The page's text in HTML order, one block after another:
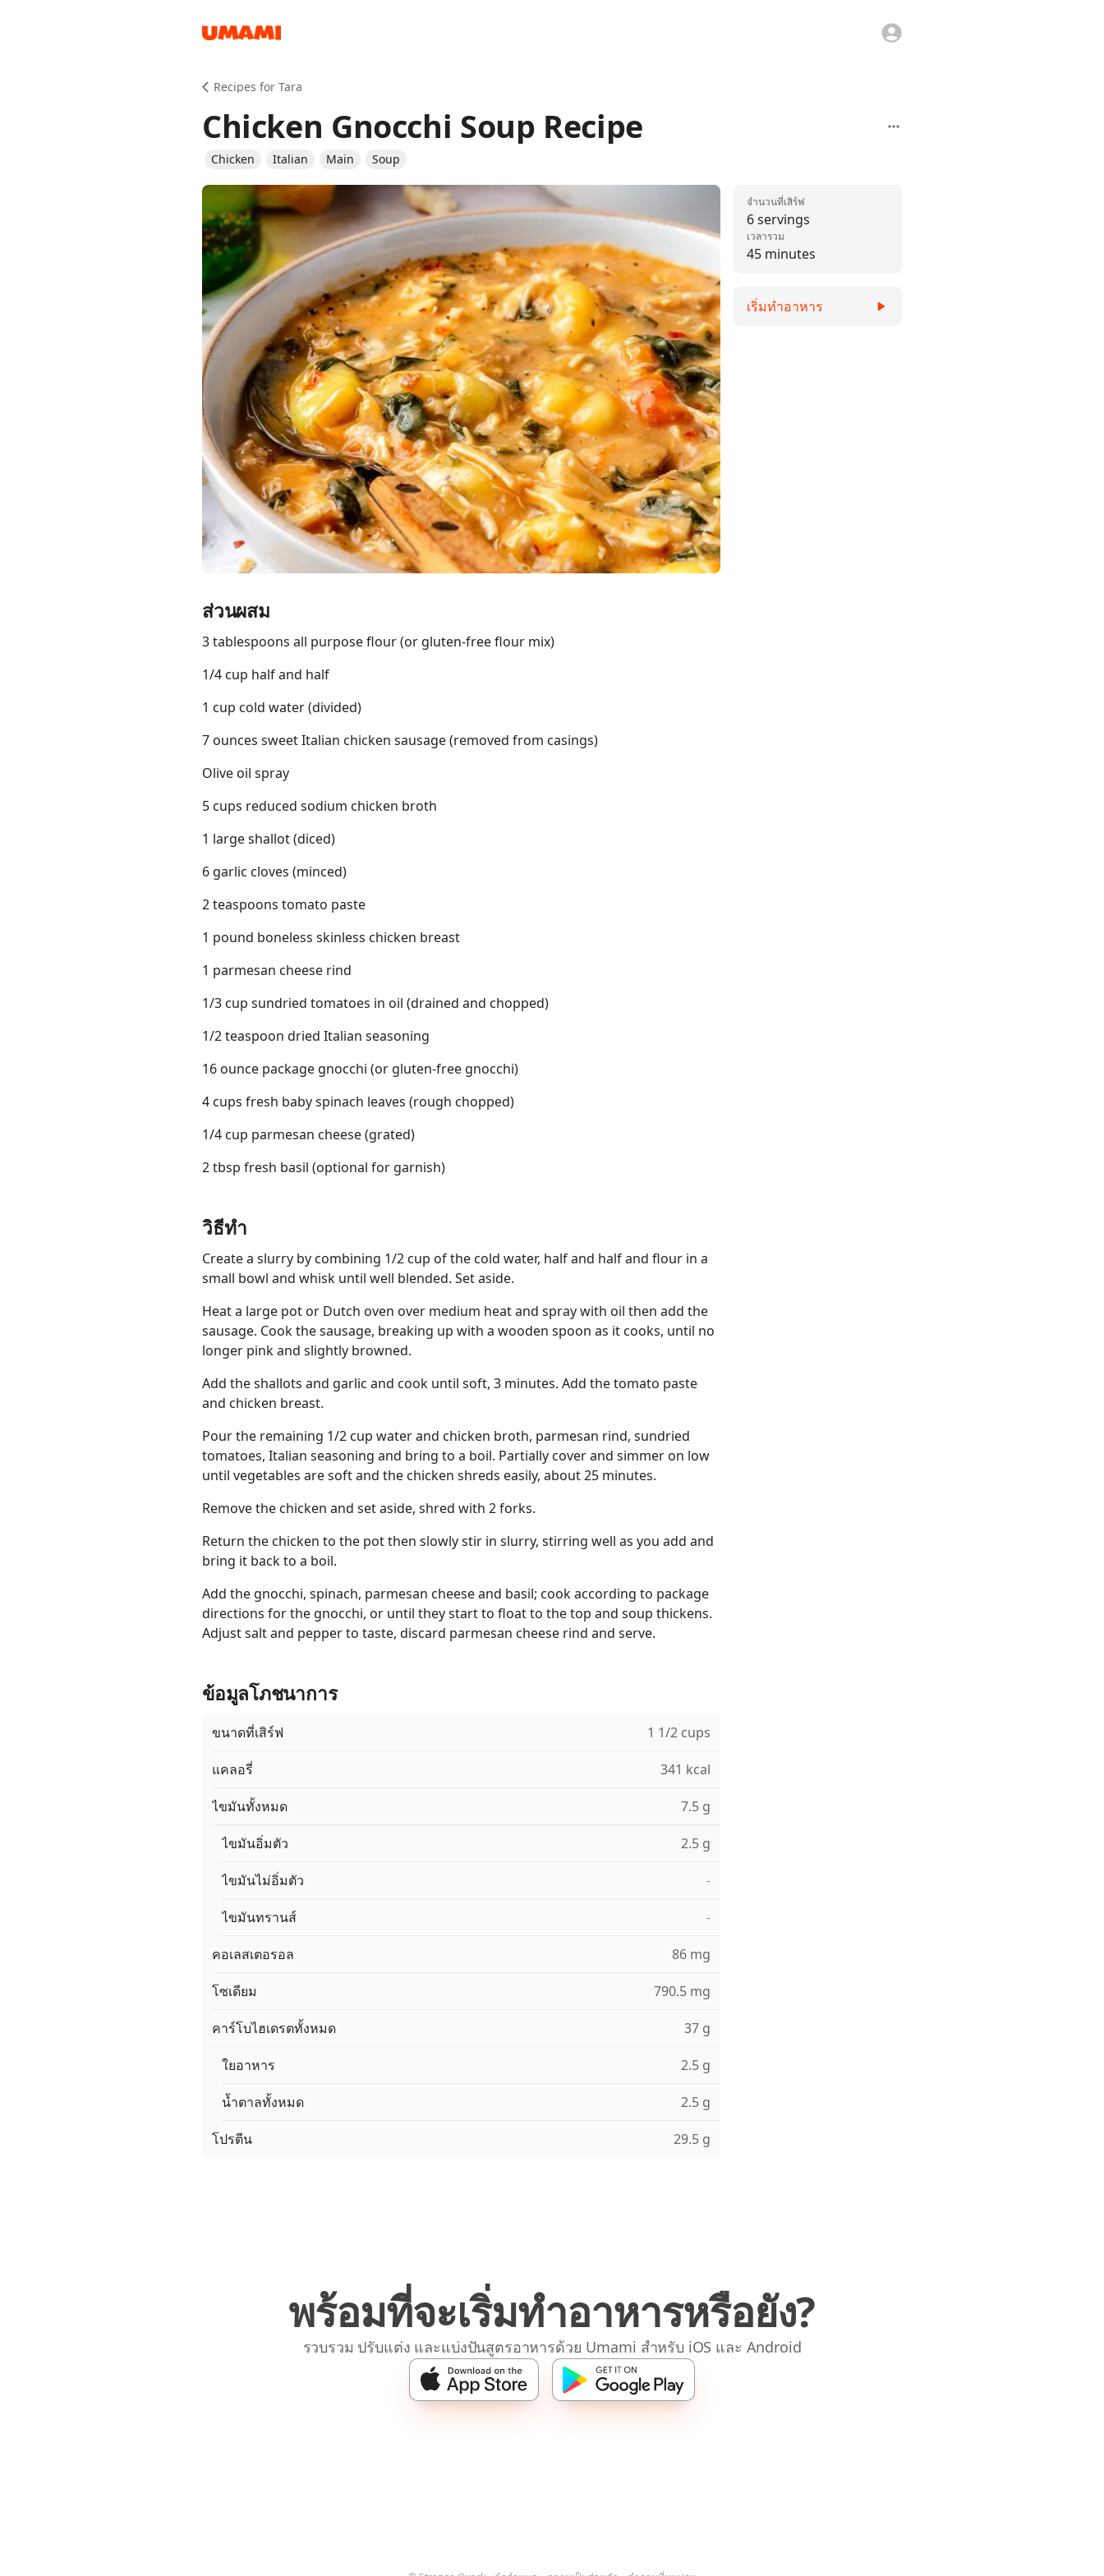
Recipes for Tara
Chicken Gnocchi Soup Recipe
Chicken Italian Main Soup
ส่วนผสม
3 tablespoons all purpose flour (or gluten-free flour mix)
1/4 cup half and half
1 cup cold water (divided)
7 ounces sweet Italian chicken sausage (removed from casings)
Olive oil spray
5 cups reduced sodium chicken broth
1 large shallot (diced)
6 garlic cloves (minced)
2 teaspoons tomato paste
1 pound boneless skinless chicken breast
1 parmesan cheese rind
1/3 cup sundried tomatoes in oil (drained and chopped)
1/2 teaspoon dried Italian seasoning
16 ounce package gnocchi (or gluten-free gnocchi)
4 cups fresh baby spinach leaves (rough chopped)
1/4 cup parmesan cheese (grated)
2 tbsp fresh basil (optional for garnish)
วิธีทำ
Create a slurry by combining 1/2 cup of the cold water, half and half and flour in a
small bowl and whisk until well blended. Set aside.
Heat a large pot or Dutch oven over medium heat and spray with oil then add the
sausage. Cook the sausage, breaking up with a wooden spoon as it cooks, until no
longer pink and slightly browned.
Add the shallots and garlic and cook until soft, 3 minutes. Add the tomato paste
and chicken breast.
Pour the remaining 1/2 cup water and chicken broth, parmesan rind, sundried
tomatoes, Italian seasoning and bring to a boil. Partially cover and simmer on low
until vegetables are soft and the chicken shreds easily, about 25 minutes.
Remove the chicken and set aside, shred with 2 forks.
Return the chicken to the pot then slowly stir in slurry, stirring well as you add and
bring it back to a boil.
Add the gnocchi, spinach, parmesan cheese and basil; cook according to package
directions for the gnocchi, or until they start to float to the top and soup thickens.
Adjust salt and pepper to taste, discard parmesan cheese rind and serve.
ข้อมูลโภชนาการ
ขนาดที่เสิร์ฟ 1 1/2 cups
แคลอรี่ 341 kcal
ไขมันทั้งหมด 7.5 g
ไขมันอิ่มตัว 2.5 g
ไขมันไม่อิ่มตัว -
ไขมันทรานส์ -
คอเลสเตอรอล 86 mg
โซเดียม 790.5 mg
คาร์โบไฮเดรตทั้งหมด 37 g
ใยอาหาร 2.5 g
น้ำตาลทั้งหมด 2.5 g
โปรตีน 29.5 g
6 servings
จำนวนที่เสิร์ฟ
45 minutes
เวลารวม
เริ่มทำอาหาร
พร้อมที่จะเริ่มทำอาหารหรือยัง?
รวบรวม ปรับแต่ง และแบ่งปันสูตรอาหารด้วย Umami สำหรับ iOS และ Android